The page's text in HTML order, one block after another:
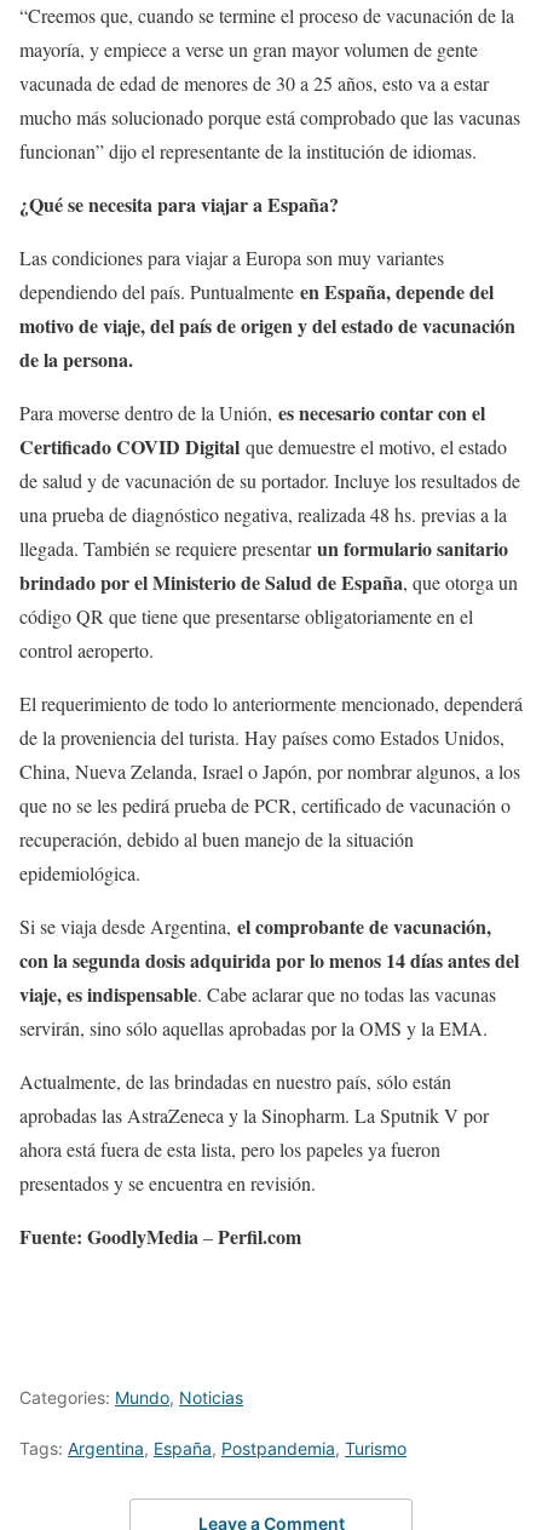
“Creemos que, cuando se termine el proceso de vacunación de la
mayoría, y empiece a verse un gran mayor volumen de gente
vacunada de edad de menores de 30 a 25 años, esto va a estar
mucho más solucionado porque está comprobado que las vacunas
funcionan” dijo el representante de la institución de idiomas.
¿Qué se necesita para viajar a España?
Las condiciones para viajar a Europa son muy variantes
dependiendo del país. Puntualmente en España, depende del
motivo de viaje, del país de origen y del estado de vacunación
de la persona.
Para moverse dentro de la Unión, es necesario contar con el
Certificado COVID Digital que demuestre el motivo, el estado
de salud y de vacunación de su portador. Incluye los resultados de
una prueba de diagnóstico negativa, realizada 48 hs. previas a la
llegada. También se requiere presentarun formulario sanitario
brindado por el Ministerio de Salud de España, que otorga un
código QR que tiene que presentarse obligatoriamente en el
control aeroperto.
El requerimiento de todo lo anteriormente mencionado, dependerá
de la proveniencia del turista. Hay países como Estados Unidos,
China, Nueva Zelanda, Israel o Japón, por nombrar algunos, a los
que no se les pedirá prueba de PCR, certificado de vacunación o
recuperación, debido al buen manejo de la situación
epidemiológica.
Si se viaja desde Argentina, el comprobante de vacunación,
con la segunda dosis adquirida por lo menos 14 días antes del
viaje, es indispensable. Cabe aclarar que no todas las vacunas
servirán, sino sólo aquellas aprobadas por la OMS y la EMA.
Actualmente, de las brindadas en nuestro país, sólo están
aprobadas las AstraZeneca y la Sinopharm. La Sputnik V por
ahora está fuera de esta lista, pero los papeles ya fueron
presentados y se encuentra en revisión.
Fuente: GoodlyMedia–Perfil.com
Categories: Mundo, Noticias
Tags: Argentina, España, Postpandemia, Turismo
Leave a Comment